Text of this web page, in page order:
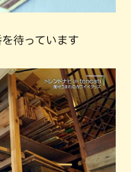
待っています